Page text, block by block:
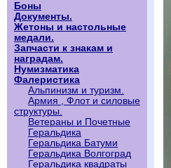
Боны
Документы.
Жетоны и настольные
медали.
Запчасти к знакам и
наградам.
Нумизматика
Фалеристика
Альпинизм и туризм.
Армия , Флот и силовые
структуры.
Ветераны и Почетные
Геральдика
Геральдика Батуми
Геральдика Волгоград
Геральдика квадраты